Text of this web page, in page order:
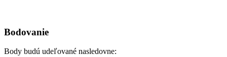
Bodovanie
Body budú udeľované nasledovne: